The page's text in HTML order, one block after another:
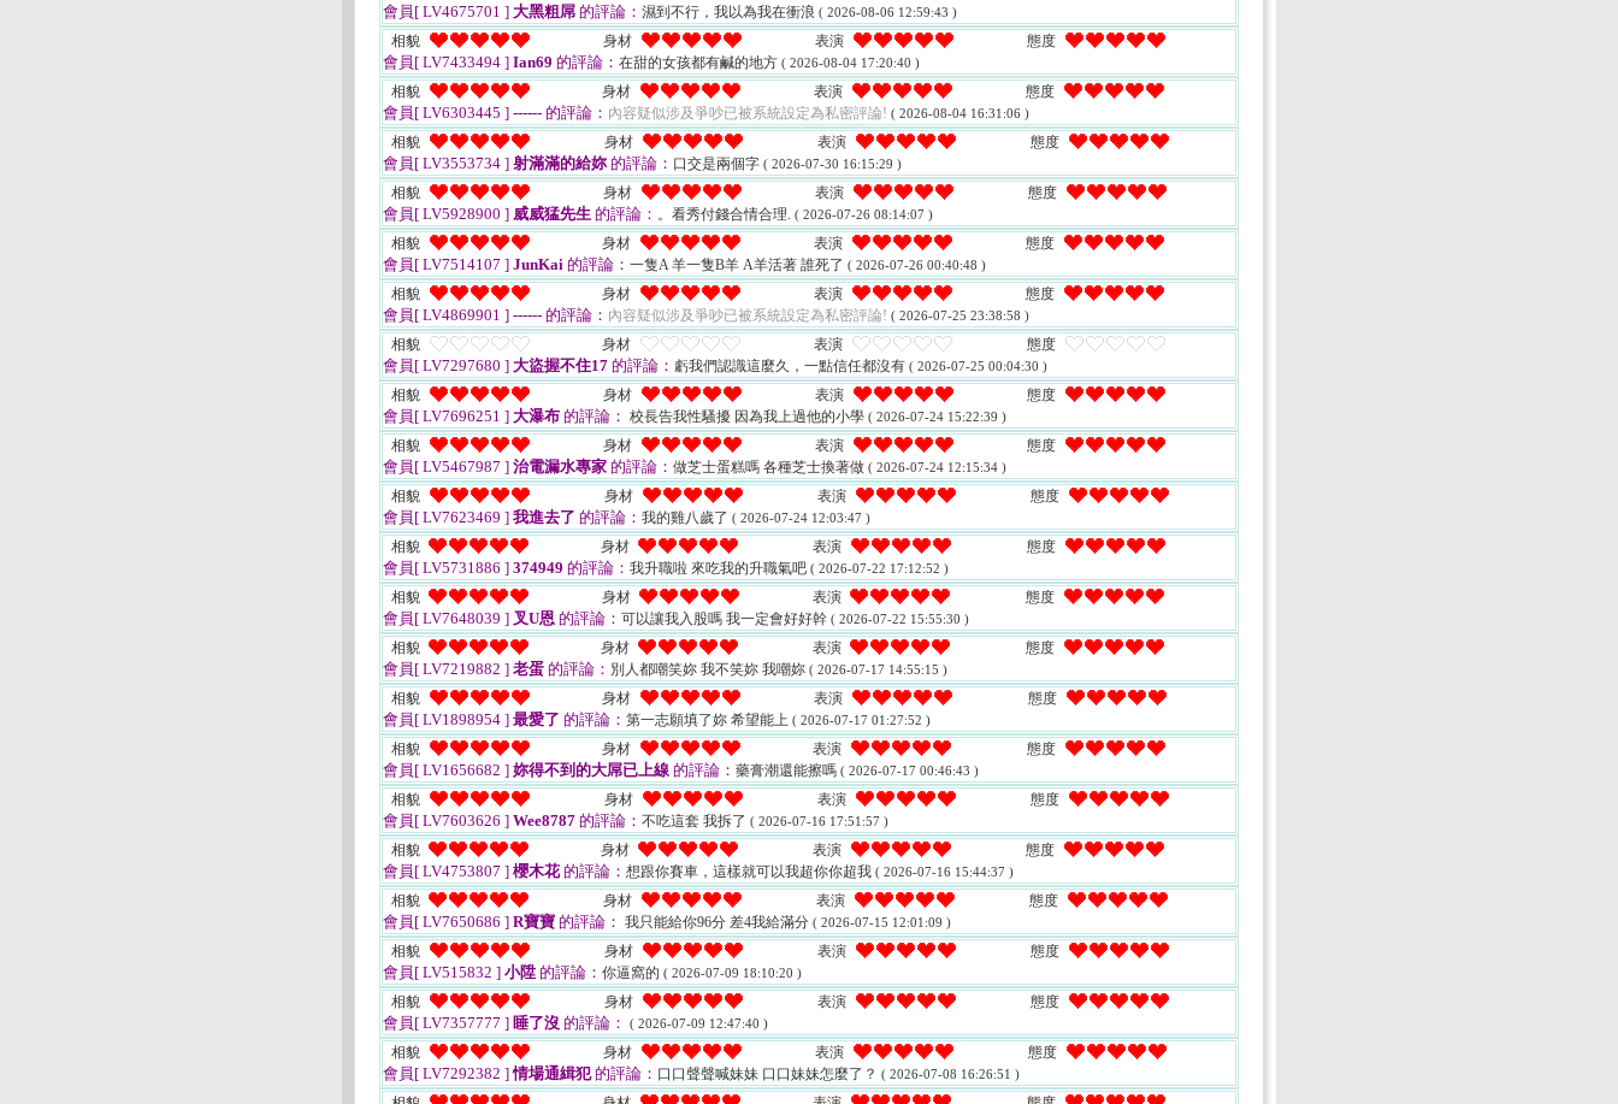
會員[ LV4675701 ] 大黑粗屌 的評論： 濕到不行，我以為我在衝浪 ( 2026-08-06 12:59:43 )
相貌 身材 表演 態度
會員[ LV7433494 ] Ian69 的評論： 在甜的女孩都有鹹的地方 ( 2026-08-04 17:20:40 )
相貌 身材 表演 態度
會員[ LV6303445 ] ------ 的評論： 內容疑似涉及爭吵已被系統設定為私密評論! ( 2026-08-04 16:31:06 )
相貌 身材 表演 態度
會員[ LV3553734 ] 射滿滿的給妳的評論： 口交是兩個字 ( 2026-07-30 16:15:29 )
相貌 身材 表演 態度
會員[ LV5928900 ] 威威猛先生 的評論： 。看秀付錢合情合理. ( 2026-07-26 08:14:07 )
相貌 身材 表演 態度
會員[ LV7514107 ] JunKai 的評論： 一隻A 羊一隻B羊 A羊活著 誰死了 ( 2026-07-26 00:40:48 )
相貌 身材 表演 態度
會員[ LV4869901 ] ------ 的評論： 內容疑似涉及爭吵已被系統設定為私密評論! ( 2026-07-25 23:38:58 )
相貌 身材 表演 態度
會員[ LV7297680 ] 大盜握不住17 的評論： 虧我們認識這麼久，一點信任都沒有 ( 2026-07-25 00:04:30 )
相貌 身材 表演 態度
會員[ LV7696251 ] 大瀑布 的評論： 校長告我性騷擾 因為我上過他的小學 ( 2026-07-24 15:22:39 )
相貌 身材 表演 態度
會員[ LV5467987 ] 治電漏水專家 的評論： 做芝士蛋糕嗎 各種芝士換著做 ( 2026-07-24 12:15:34 )
相貌 身材 表演 態度
會員[ LV7623469 ] 我進去了 的評論： 我的雞八歲了 ( 2026-07-24 12:03:47 )
相貌 身材 表演 態度
會員[ LV5731886 ] 374949 的評論： 我升職啦 來吃我的升職氣吧 ( 2026-07-22 17:12:52 )
相貌 身材 表演 態度
會員[ LV7648039 ] 叉U恩 的評論： 可以讓我入股嗎 我一定會好好幹 ( 2026-07-22 15:55:30 )
相貌 身材 表演 態度
會員[ LV7219882 ] 老蛋 的評論： 別人都嘲笑妳 我不笑妳 我嘲妳 ( 2026-07-17 14:55:15 )
相貌 身材 表演 態度
會員[ LV1898954 ] 最愛了 的評論： 第一志願填了妳 希望能上 ( 2026-07-17 01:27:52 )
相貌 身材 表演 態度
會員[ LV1656682 ] 妳得不到的大屌已上線 的評論： 藥膏潮還能擦嗎 ( 2026-07-17 00:46:43 )
相貌 身材 表演 態度
會員[ LV7603626 ] Wee8787 的評論： 不吃這套 我拆了 ( 2026-07-16 17:51:57 )
相貌 身材 表演 態度
會員[ LV4753807 ] 櫻木花的評論： 想跟你賽車，這樣就可以我超你你超我 ( 2026-07-16 15:44:37 )
相貌 身材 表演 態度
會員[ LV7650686 ] R寶寶 的評論： 我只能給你96分 差4我給滿分 ( 2026-07-15 12:01:09 )
相貌 身材 表演 態度
會員[ LV515832 ] 小陞 的評論： 你逼窩的 ( 2026-07-09 18:10:20 )
相貌 身材 表演 態度
會員[ LV7357777 ] 睡了沒 的評論： ( 2026-07-09 12:47:40 )
相貌 身材 表演 態度
會員[ LV7292382 ]情場通緝犯的評論： 口口聲聲喊妹妹 口口妹妹怎麼了？ ( 2026-07-08 16:26:51 )